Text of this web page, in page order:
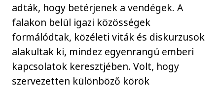
adták, hogy betérjenek a vendégek. A
falakon belül igazi közösségek
formálódtak, közéleti viták és diskurzusok
alakultak ki, mindez egyenrangú emberi
kapcsolatok keresztjében. Volt, hogy
szervezetten különböző körök